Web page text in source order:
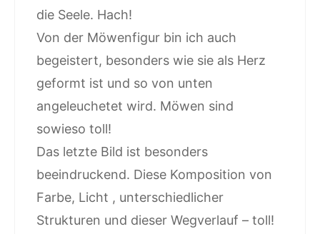
die Seele. Hach!
Von der Möwenfigur bin ich auch
begeistert, besonders wie sie als Herz
geformt ist und so von unten
angeleuchetet wird. Möwen sind
sowieso toll!
Das letzte Bild ist besonders
beeindruckend. Diese Komposition von
Farbe, Licht , unterschiedlicher
Strukturen und dieser Wegverlauf – toll!